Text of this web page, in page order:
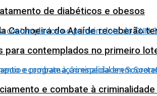
Cachoeira do Ataíde receberão
de diabéticos e obesos
contemplados no primeiro
e combate à